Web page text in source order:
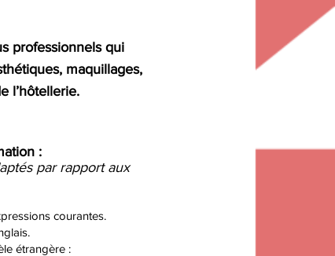
:
par rapport aux
courantes.
étrangère :
professionnels qui
, maquillages,
l’hôtellerie.